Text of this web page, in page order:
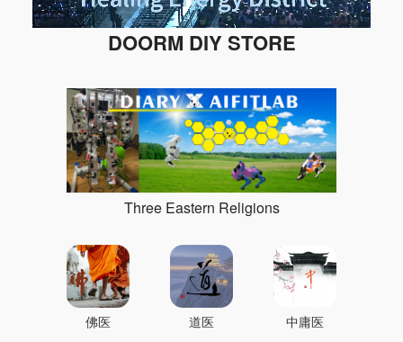
DOORM DIY STORE
Three Eastern Religions
佛医 道医 中庸医